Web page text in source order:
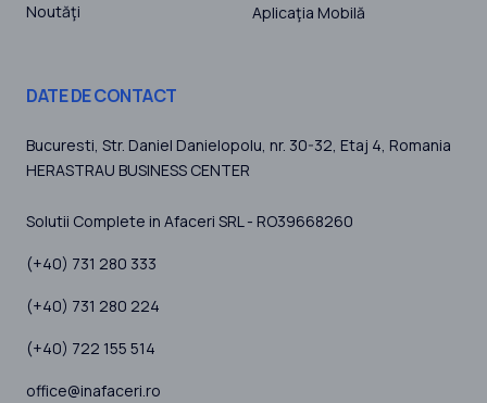
Noutăţi Aplicaţia Mobilă
DATE DE CONTACT
Bucuresti, Str. Daniel Danielopolu, nr. 30-32, Etaj 4, Romania
HERASTRAU BUSINESS CENTER
Solutii Complete in Afaceri SRL - RO39668260
(+40) 731 280 333
(+40) 731 280 224
(+40) 722 155 514
office@inafaceri.ro